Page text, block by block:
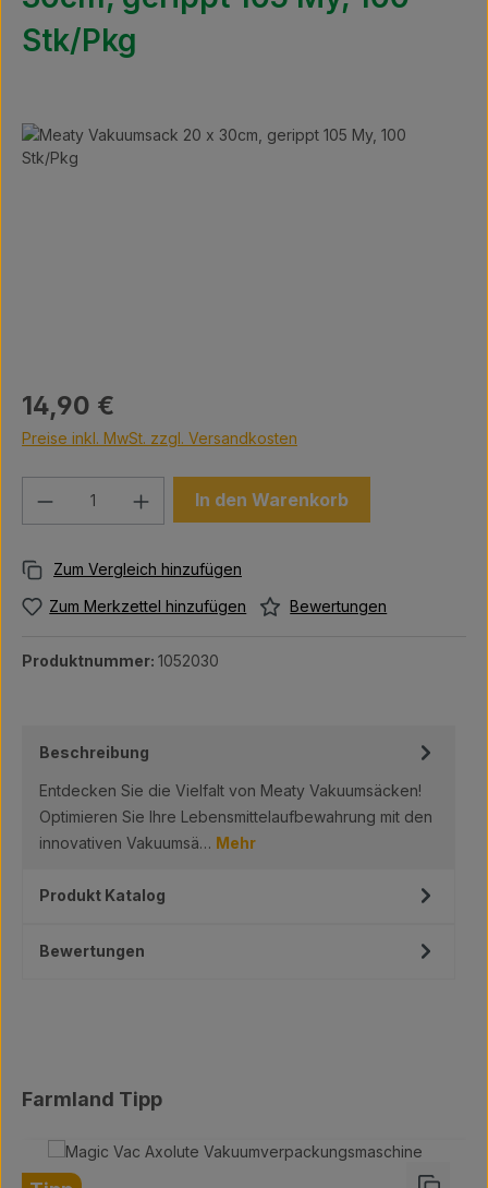
Stk/Pkg
Bildergalerie überspringen
Regulärer Preis:
14,90 €
Preise inkl. MwSt. zzgl. Versandkosten
Produkt Anzahl: Gib den
In den Warenkorb
Zum Merkzettel hinzufügen Bewertungen
Produktnummer: 1052030
Beschreibung
Entdecken Sie die Vielfalt von Meaty Vakuumsäcken!
Optimieren Sie Ihre Lebensmittelaufbewahrung mit den
innovativen Vakuumsä… Mehr
Produkt Katalog
Bewertungen
Produktgalerie überspringen
Farmland Tipp